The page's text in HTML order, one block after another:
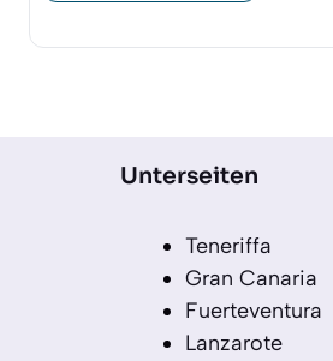
Unterseiten
Teneriffa
Gran Canaria
Fuerteventura
Lanzarote